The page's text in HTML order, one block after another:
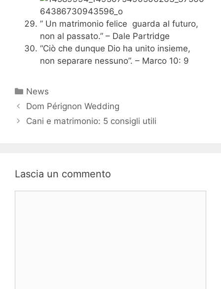
” Un matrimonio felice guarda al futuro,
non al passato.” – Dale Partridge
“Ciò che dunque Dio ha unito insieme,
non separare nessuno”. – Marco 10: 9
Categorie
News
Navigazione
articolo
Dom Pérignon Wedding
Cani e matrimonio: 5 consigli utili
Lascia un commento